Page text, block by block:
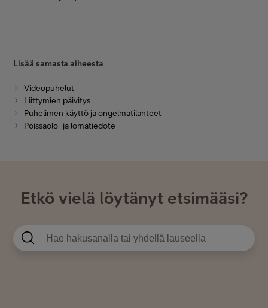
Lisää samasta aiheesta
Videopuhelut
Liittymien päivitys
Puhelimen käyttö ja ongelmatilanteet
Poissaolo- ja lomatiedote
Etkö vielä löytänyt etsimääsi?